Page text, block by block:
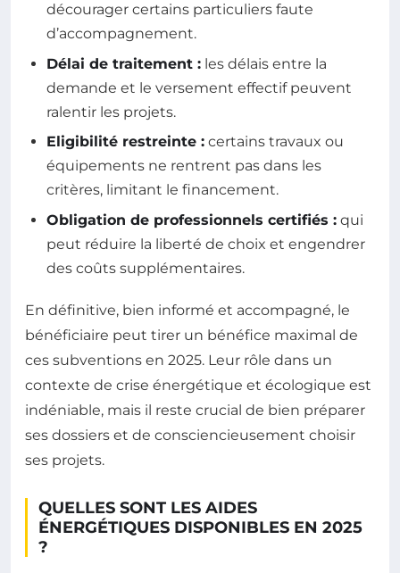
décourager certains particuliers faute
d’accompagnement.
Délai de traitement : les délais entre la
demande et le versement effectif peuvent
ralentir les projets.
Eligibilité restreinte : certains travaux ou
équipements ne rentrent pas dans les
critères, limitant le financement.
Obligation de professionnels certifiés : qui
peut réduire la liberté de choix et engendrer
des coûts supplémentaires.
En définitive, bien informé et accompagné, le
bénéficiaire peut tirer un bénéfice maximal de
ces subventions en 2025. Leur rôle dans un
contexte de crise énergétique et écologique est
indéniable, mais il reste crucial de bien préparer
ses dossiers et de consciencieusement choisir
ses projets.
QUELLES SONT LES AIDES
ÉNERGÉTIQUES DISPONIBLES EN 2025
?